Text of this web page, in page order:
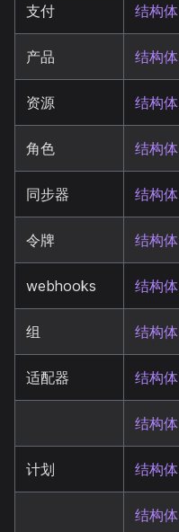
支付 结构体
产品 结构体
资源 结构体
角色 结构体
同步器 结构体
令牌 结构体
webhooks 结构体
组 结构体
适配器 结构体
结构体
计划 结构体
结构体